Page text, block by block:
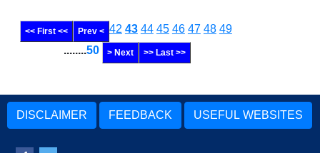
<< First << Prev < 42 43 44 45 46 47 48 49
........50 > Next >> Last >>
DISCLAIMER FEEDBACK USEFUL WEBSITES